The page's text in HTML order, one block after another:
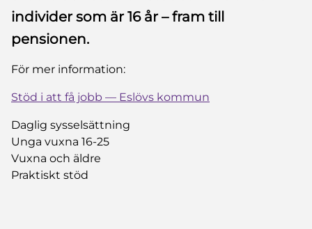
individer som är 16 år – fram till
pensionen.​
För mer information:
Stöd i att få jobb — Eslövs kommun
Daglig sysselsättning
Unga vuxna 16-25
Vuxna och äldre
Praktiskt stöd